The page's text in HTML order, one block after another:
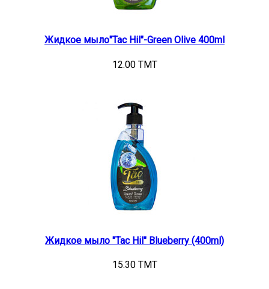
Жидкое мыло"Tac Hil"-Green Olive 400ml
12.00 TMT
Жидкое мыло "Tac Hil" Blueberry (400ml)
15.30 TMT